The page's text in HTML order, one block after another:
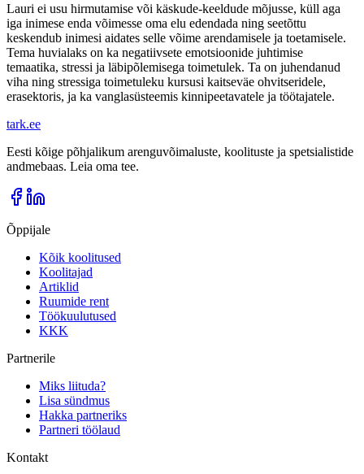
Lauri ei usu hirmutamise või käskude-keeldude mõjusse, küll aga
iga inimese enda võimesse oma elu edendada ning seetõttu
keskendub inimesi aidates selle võime arendamisele ja toetamisele.
Tema huvialaks on ka negatiivsete emotsioonide juhtimise
temaatika, stressi ja läbipõlemisega toimetulek. Ta on juhendanud
viha ning stressiga toimetuleku kursusi kaitseväe ohvitseridele,
erasektoris, ja ka vanglasüsteemis kinnipeetavatele ja töötajatele.
tark.ee
Eesti kõige põhjalikum arenguvõimaluste, koolituste ja spetsialistide
andmebaas. Leia oma tee.
Õppijale
Kõik koolitused
Koolitajad
Artiklid
Ruumide rent
Töökuulutused
KKK
Partnerile
Miks liituda?
Lisa sündmus
Hakka partneriks
Partneri töölaud
Kontakt